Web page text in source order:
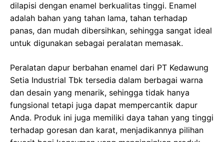
dilapisi dengan enamel berkualitas tinggi. Enamel
adalah bahan yang tahan lama, tahan terhadap
panas, dan mudah dibersihkan, sehingga sangat ideal
untuk digunakan sebagai peralatan memasak.
Peralatan dapur berbahan enamel dari PT Kedawung
Setia Industrial Tbk tersedia dalam berbagai warna
dan desain yang menarik, sehingga tidak hanya
fungsional tetapi juga dapat mempercantik dapur
Anda. Produk ini juga memiliki daya tahan yang tinggi
terhadap goresan dan karat, menjadikannya pilihan